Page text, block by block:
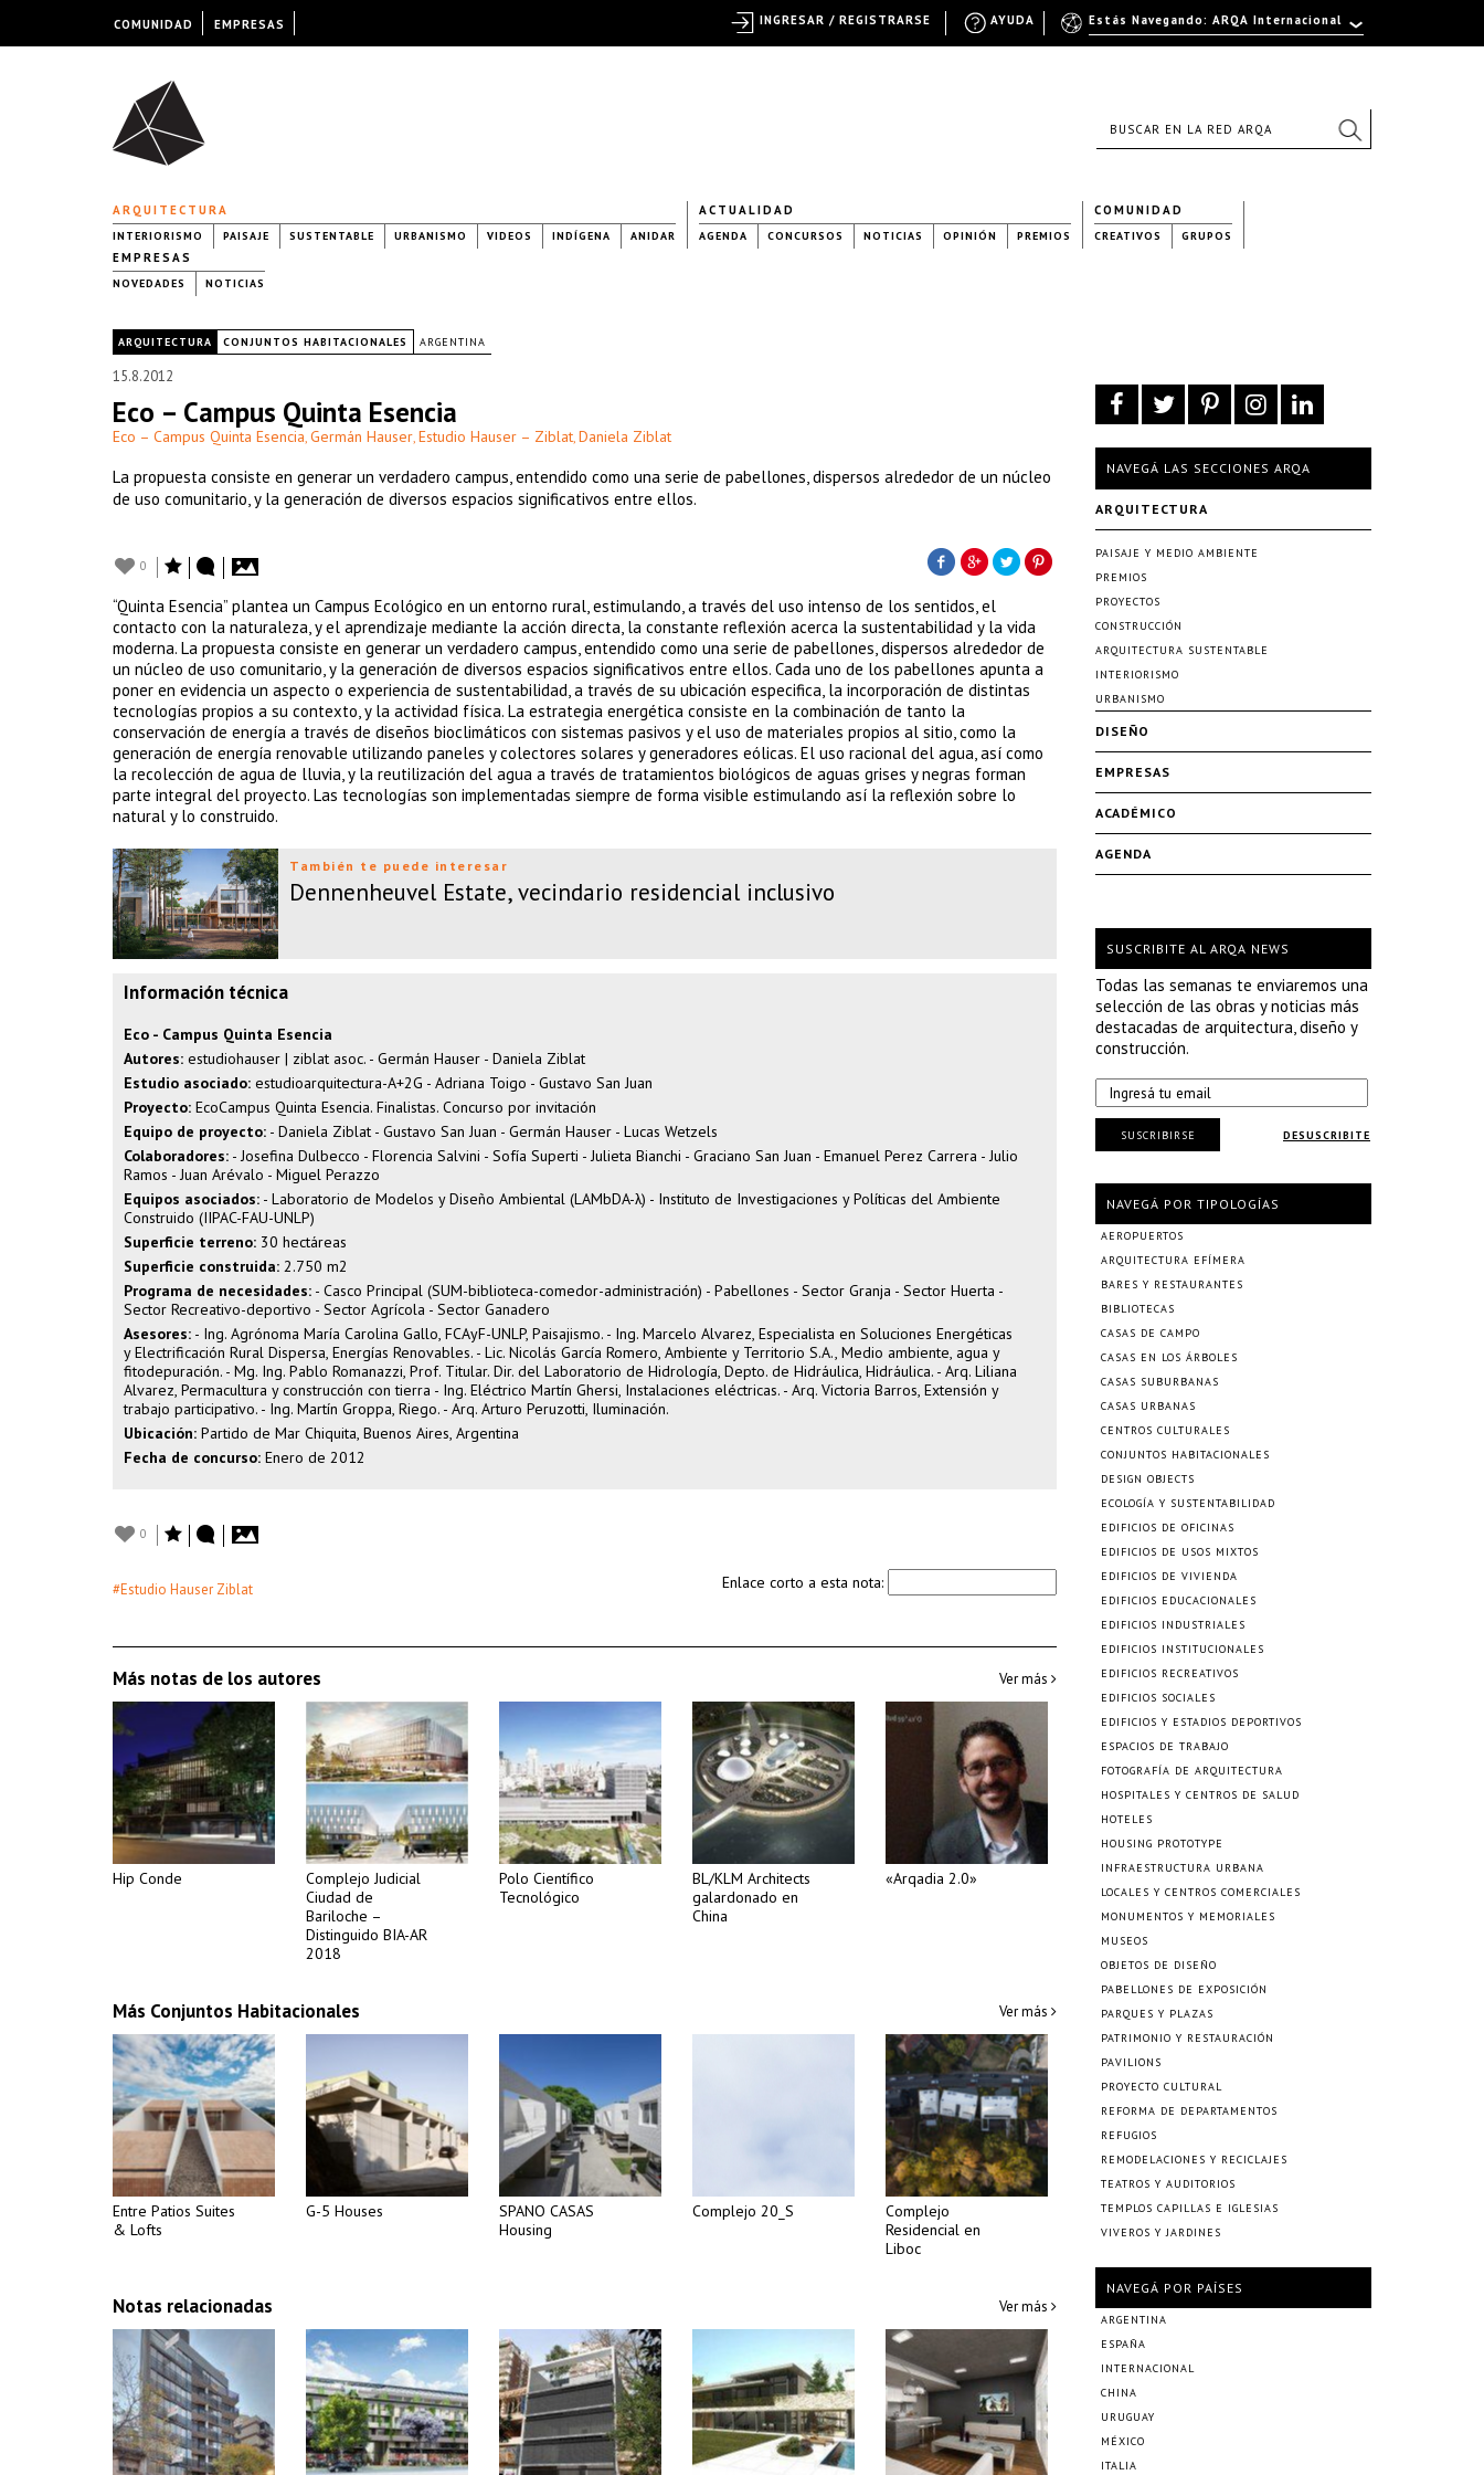
ARQUITECTURA
INTERIORISMO PAISAJE SUSTENTABLE URBANISMO VIDEOS INDÍGENA ANIDAR
ACTUALIDAD
AGENDA CONCURSOS NOTICIAS OPINIÓN PREMIOS
COMUNIDAD
CREATIVOS GRUPOS
EMPRESAS
NOVEDADES NOTICIAS
ARQUITECTURA CONJUNTOS HABITACIONALES ARGENTINA
15.8.2012
Eco – Campus Quinta Esencia
Eco – Campus Quinta Esencia, Germán Hauser, Estudio Hauser – Ziblat, Daniela Ziblat
La propuesta consiste en generar un verdadero campus, entendido como una serie de pabellones, dispersos alrededor de un núcleo
de uso comunitario, y la generación de diversos espacios significativos entre ellos.
0
“Quinta Esencia” plantea un Campus Ecológico en un entorno rural, estimulando, a través del uso intenso de los sentidos, el
contacto con la naturaleza, y el aprendizaje mediante la acción directa, la constante reflexión acerca la sustentabilidad y la vida
moderna. La propuesta consiste en generar un verdadero campus, entendido como una serie de pabellones, dispersos alrededor de
un núcleo de uso comunitario, y la generación de diversos espacios significativos entre ellos. Cada uno de los pabellones apunta a
poner en evidencia un aspecto o experiencia de sustentabilidad, a través de su ubicación especifica, la incorporación de distintas
tecnologías propios a su contexto, y la actividad física. La estrategia energética consiste en la combinación de tanto la
conservación de energía a través de diseños bioclimáticos con sistemas pasivos y el uso de materiales propios al sitio, como la
generación de energía renovable utilizando paneles y colectores solares y generadores eólicas. El uso racional del agua, así como
la recolección de agua de lluvia, y la reutilización del agua a través de tratamientos biológicos de aguas grises y negras forman
parte integral del proyecto. Las tecnologías son implementadas siempre de forma visible estimulando así la reflexión sobre lo
natural y lo construido.
También te puede interesar
Dennenheuvel Estate, vecindario residencial inclusivo
Información técnica
Eco - Campus Quinta Esencia
Autores: estudiohauser | ziblat asoc. - Germán Hauser - Daniela Ziblat
Estudio asociado: estudioarquitectura-A+2G - Adriana Toigo - Gustavo San Juan
Proyecto: EcoCampus Quinta Esencia. Finalistas. Concurso por invitación
Equipo de proyecto: - Daniela Ziblat - Gustavo San Juan - Germán Hauser - Lucas Wetzels
Colaboradores: - Josefina Dulbecco - Florencia Salvini - Sofía Superti - Julieta Bianchi - Graciano San Juan - Emanuel Perez Carrera - Julio
Ramos - Juan Arévalo - Miguel Perazzo
Equipos asociados: - Laboratorio de Modelos y Diseño Ambiental (LAMbDA-λ) - Instituto de Investigaciones y Políticas del Ambiente
Construido (IIPAC-FAU-UNLP)
Superficie terreno: 30 hectáreas
Superficie construida: 2.750 m2
Programa de necesidades: - Casco Principal (SUM-biblioteca-comedor-administración) - Pabellones - Sector Granja - Sector Huerta -
Sector Recreativo-deportivo - Sector Agrícola - Sector Ganadero
Asesores: - Ing. Agrónoma María Carolina Gallo, FCAyF-UNLP, Paisajismo. - Ing. Marcelo Alvarez, Especialista en Soluciones Energéticas
y Electrificación Rural Dispersa, Energías Renovables. - Lic. Nicolás García Romero, Ambiente y Territorio S.A., Medio ambiente, agua y
fitodepuración. - Mg. Ing. Pablo Romanazzi, Prof. Titular. Dir. del Laboratorio de Hidrología, Depto. de Hidráulica, Hidráulica. - Arq. Liliana
Alvarez, Permacultura y construcción con tierra - Ing. Eléctrico Martín Ghersi, Instalaciones eléctricas. - Arq. Victoria Barros, Extensión y
trabajo participativo. - Ing. Martín Groppa, Riego. - Arq. Arturo Peruzotti, Iluminación.
Ubicación: Partido de Mar Chiquita, Buenos Aires, Argentina
Fecha de concurso: Enero de 2012
0
#Estudio Hauser Ziblat Enlace corto a esta nota:
Más notas de los autores Ver más
Hip Conde
Complejo Judicial
Ciudad de
Bariloche –
Distinguido BIA-AR
2018
Polo Científico
Tecnológico
BL/KLM Architects
galardonado en
China
«Arqadia 2.0»
Más Conjuntos Habitacionales Ver más
Entre Patios Suites
& Lofts
G-5 Houses
SPANO CASAS
Housing
Complejo 20_S
Complejo
Residencial en
Liboc
Notas relacionadas Ver más
NAVEGÁ LAS SECCIONES ARQA
ARQUITECTURA
PAISAJE Y MEDIO AMBIENTE
PREMIOS
PROYECTOS
CONSTRUCCIÓN
ARQUITECTURA SUSTENTABLE
INTERIORISMO
URBANISMO
DISEÑO
EMPRESAS
ACADÉMICO
AGENDA
SUSCRIBITE AL ARQA NEWS
Todas las semanas te enviaremos una
selección de las obras y noticias más
destacadas de arquitectura, diseño y
construcción.
DESUSCRIBITE
SUSCRIBIRSE
NAVEGÁ POR TIPOLOGÍAS
AEROPUERTOS
ARQUITECTURA EFÍMERA
BARES Y RESTAURANTES
BIBLIOTECAS
CASAS DE CAMPO
CASAS EN LOS ÁRBOLES
CASAS SUBURBANAS
CASAS URBANAS
CENTROS CULTURALES
CONJUNTOS HABITACIONALES
DESIGN OBJECTS
ECOLOGÍA Y SUSTENTABILIDAD
EDIFICIOS DE OFICINAS
EDIFICIOS DE USOS MIXTOS
EDIFICIOS DE VIVIENDA
EDIFICIOS EDUCACIONALES
EDIFICIOS INDUSTRIALES
EDIFICIOS INSTITUCIONALES
EDIFICIOS RECREATIVOS
EDIFICIOS SOCIALES
EDIFICIOS Y ESTADIOS DEPORTIVOS
ESPACIOS DE TRABAJO
FOTOGRAFÍA DE ARQUITECTURA
HOSPITALES Y CENTROS DE SALUD
HOTELES
HOUSING PROTOTYPE
INFRAESTRUCTURA URBANA
LOCALES Y CENTROS COMERCIALES
MONUMENTOS Y MEMORIALES
MUSEOS
OBJETOS DE DISEÑO
PABELLONES DE EXPOSICIÓN
PARQUES Y PLAZAS
PATRIMONIO Y RESTAURACIÓN
PAVILIONS
PROYECTO CULTURAL
REFORMA DE DEPARTAMENTOS
REFUGIOS
REMODELACIONES Y RECICLAJES
TEATROS Y AUDITORIOS
TEMPLOS CAPILLAS E IGLESIAS
VIVEROS Y JARDINES
NAVEGÁ POR PAÍSES
ARGENTINA
ESPAÑA
INTERNACIONAL
CHINA
URUGUAY
MÉXICO
ITALIA
COMUNIDAD EMPRESAS Estás Navegando: ARQA Internacional
AYUDA
INGRESAR / REGISTRARSE